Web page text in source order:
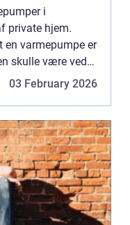
i
private hjem.
en varmepumpe er
skulle være ved
ud ...
03 February 2026